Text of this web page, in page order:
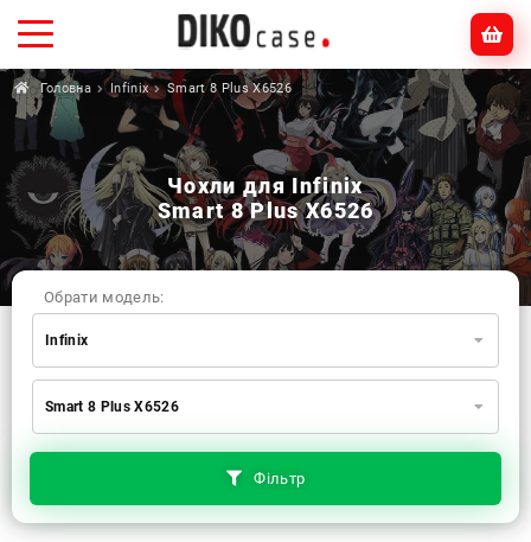
Головна Infinix Smart 8 Plus X6526
Чохли для Infinix
Smart 8 Plus X6526
Фільтр
Обрати модель:
Infinix
Xiaomi
Apple
Huawei
Realme
TECNO
ZTE
OnePlus
Motorola
Smart 8 Plus X6526